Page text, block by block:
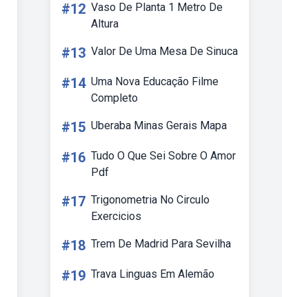
#12 Vaso De Planta 1 Metro De
Altura
#13 Valor De Uma Mesa De Sinuca
#14 Uma Nova Educação Filme
Completo
#15 Uberaba Minas Gerais Mapa
#16 Tudo O Que Sei Sobre O Amor
Pdf
#17 Trigonometria No Circulo
Exercicios
#18 Trem De Madrid Para Sevilha
#19 Trava Linguas Em Alemão